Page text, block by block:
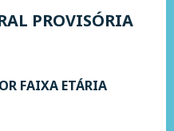
PROVISÓRIA
FAIXA ETÁRIA